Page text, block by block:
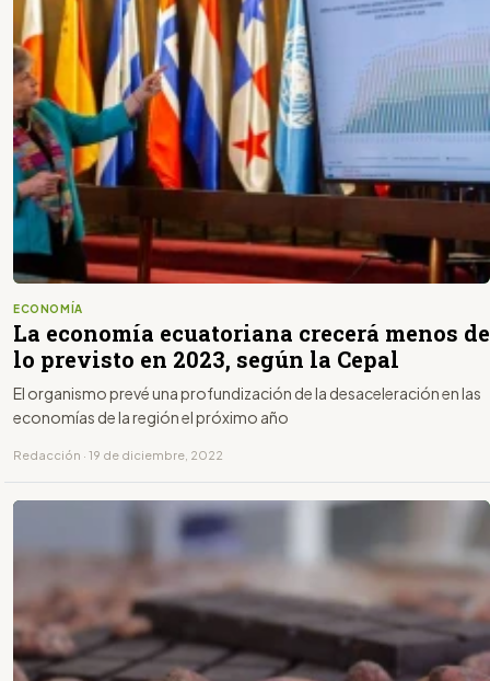
ECONOMÍA
La economía ecuatoriana crecerá menos de
lo previsto en 2023, según la Cepal
El organismo prevé una profundización de la desaceleración en las
economías de la región el próximo año
Redacción · 19 de diciembre, 2022